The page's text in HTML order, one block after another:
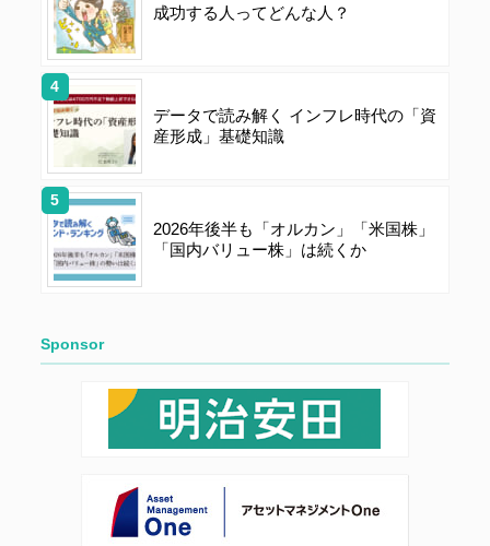
成功する人ってどんな人？
データで読み解く インフレ時代の「資
産形成」基礎知識
2026年後半も「オルカン」「米国株」
「国内バリュー株」は続くか
Sponsor